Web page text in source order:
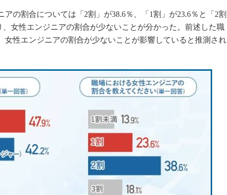
の割合については「2割」が38.6％、「1割」が23.6％と「2割
、女性エンジニアの割合が少ないことが分かった。前述した職
女性エンジニアの割合が少ないことが影響していると推測され